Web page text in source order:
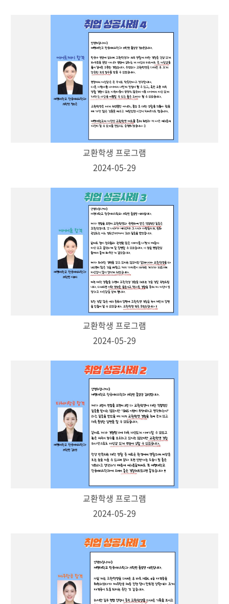
교환학생 프로그램
2024-05-29
교환학생 프로그램
2024-05-29
교환학생 프로그램
2024-05-29